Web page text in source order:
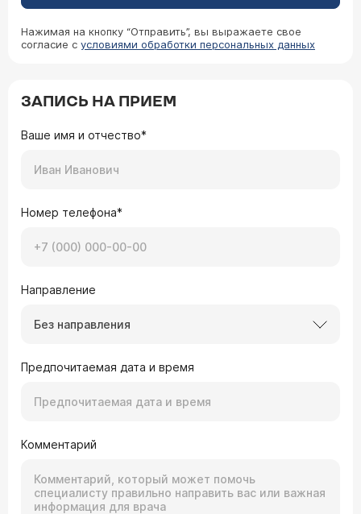
Нажимая на кнопку “Отправить”, вы выражаете свое
согласие с условиями обработки персональных данных
ЗАПИСЬ НА ПРИЕМ
Ваше имя и отчество*
Номер телефона*
Направление
Без направления
Предпочитаемая дата и время
Комментарий